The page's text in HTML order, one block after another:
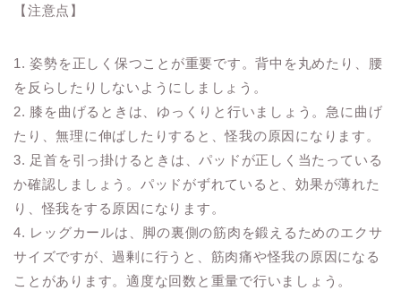
【注意点】
1. 姿勢を正しく保つことが重要です。背中を丸めたり、腰
を反らしたりしないようにしましょう。
2. 膝を曲げるときは、ゆっくりと行いましょう。急に曲げ
たり、無理に伸ばしたりすると、怪我の原因になります。
3. 足首を引っ掛けるときは、パッドが正しく当たっている
か確認しましょう。パッドがずれていると、効果が薄れた
り、怪我をする原因になります。
4. レッグカールは、脚の裏側の筋肉を鍛えるためのエクサ
サイズですが、過剰に行うと、筋肉痛や怪我の原因になる
ことがあります。適度な回数と重量で行いましょう。